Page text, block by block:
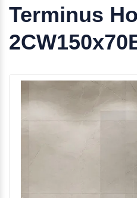
Terminus